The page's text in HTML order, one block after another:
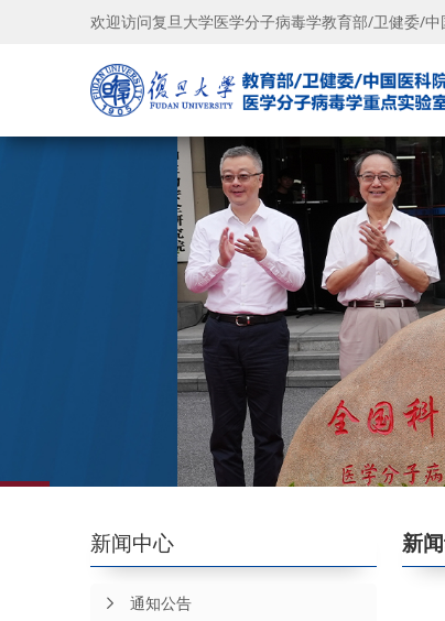
欢迎访问复旦大学医学分子病毒学教育部/卫健委/中
新闻中心
通知公告
新